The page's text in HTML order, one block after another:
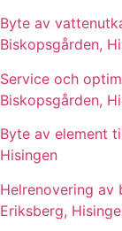
Byte av
Biskopsgården,
Service och
Biskopsgården,
Byte av element
Hisingen
Helrenovering av
Eriksberg,